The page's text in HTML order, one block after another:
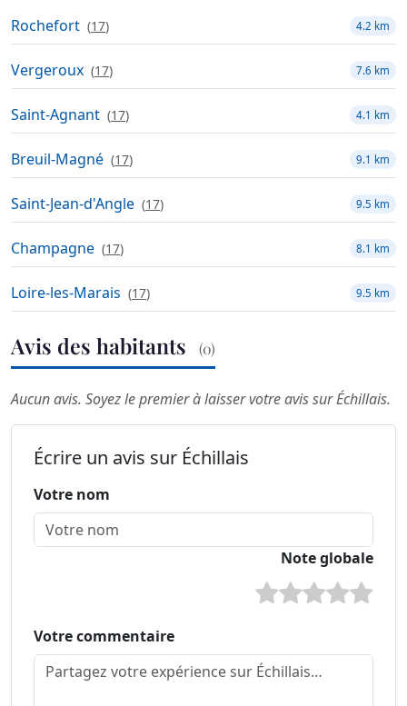
Rochefort (17) 4.2 km
Vergeroux (17) 7.6 km
Saint-Agnant (17) 4.1 km
Breuil-Magné (17) 9.1 km
Saint-Jean-d'Angle (17) 9.5 km
Champagne (17) 8.1 km
Loire-les-Marais (17) 9.5 km
Avis des habitants (0)
Aucun avis. Soyez le premier à laisser votre avis sur Échillais.
Écrire un avis sur Échillais
Votre nom
Note globale
Votre commentaire